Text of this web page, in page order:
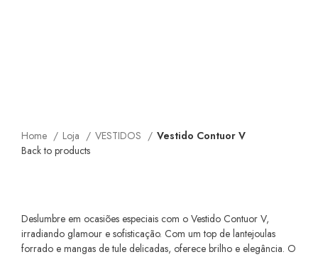
Home Loja VESTIDOS
Vestido Contuor V
Back to products
Deslumbre em ocasiões especiais com o Vestido Contuor V,
irradiando glamour e sofisticação. Com um top de lantejoulas
forrado e mangas de tule delicadas, oferece brilho e elegância. O